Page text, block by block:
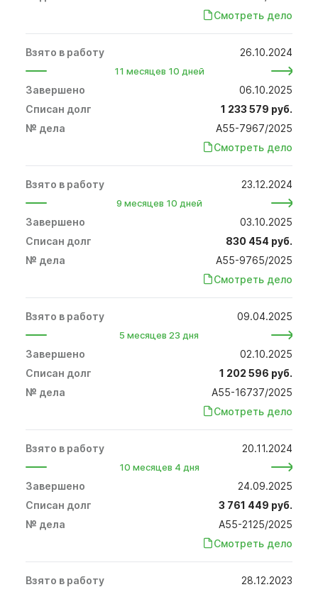
Смотреть дело
26.10.2024
11 месяцев 10 дней
06.10.2025
1 233 579 руб.
А55-7967/2025
Смотреть дело
23.12.2024
9 месяцев 10 дней
03.10.2025
830 454 руб.
А55-9765/2025
Смотреть дело
09.04.2025
5 месяцев 23 дня
02.10.2025
1 202 596 руб.
А55-16737/2025
Смотреть дело
20.11.2024
10 месяцев 4 дня
24.09.2025
3 761 449 руб.
А55-2125/2025
Смотреть дело
28.12.2023